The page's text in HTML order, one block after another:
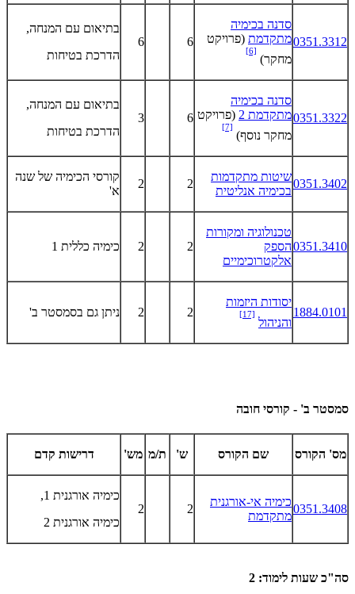
0351.3312
סדנה בכימיה
מתקדמת (פרויקט
מחקר)
[6]
6
6
בתיאום עם המנחה,
הדרכת בטיחות
0351.3322
סדנה בכימיה
מתקדמת 2
(פרויקט
מחקר נוסף)
[7]
6
3
בתיאום עם המנחה,
הדרכת בטיחות
0351.3402
שיטות מתקדמות
בכימיה אנליטית
2
2
קורסי הכימיה של שנה
א'
0351.3410
טכנולוגיה ומקורות
הספק
אלקטרוכימיים
2
2 כימיה כללית 1
1884.0101
יסודות היזמות
והניהול
[17]
2
2 ניתן גם בסמסטר ב'
סמסטר ב' - קורסי חובה
מס' הקורס שם הקורס ש' ת/מ מש' דרישות קדם
0351.3408
כימיה אי-אורגנית
מתקדמת
2
2
כימיה אורגנית 1,
כימיה אורגנית 2
סה"כ שעות לימוד: 2